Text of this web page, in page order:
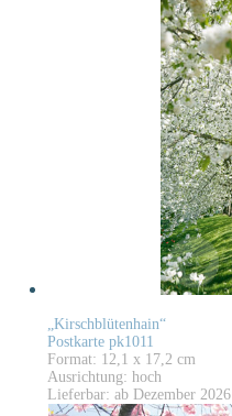
„Kirschblütenhain“
Postkarte pk1011
Format: 12,1 x 17,2 cm
Ausrichtung: hoch
Lieferbar: ab Dezember 2026